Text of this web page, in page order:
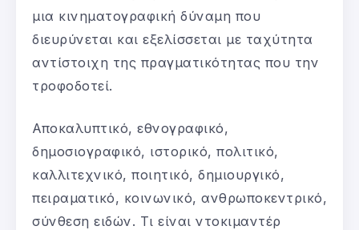
μια κινηματογραφική δύναμη που
διευρύνεται και εξελίσσεται με ταχύτητα
αντίστοιχη της πραγματικότητας που την
τροφοδοτεί.
Αποκαλυπτικό, εθνογραφικό,
δημοσιογραφικό, ιστορικό, πολιτικό,
καλλιτεχνικό, ποιητικό, δημιουργικό,
πειραματικό, κοινωνικό, ανθρωποκεντρικό,
σύνθεση ειδών. Τι είναι ντοκιμαντέρ